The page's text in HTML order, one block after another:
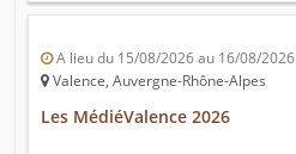
A lieu du 15/08/2026 au 16/08/2026
Valence, Auvergne-Rhône-Alpes
Les MédiéValence 2026